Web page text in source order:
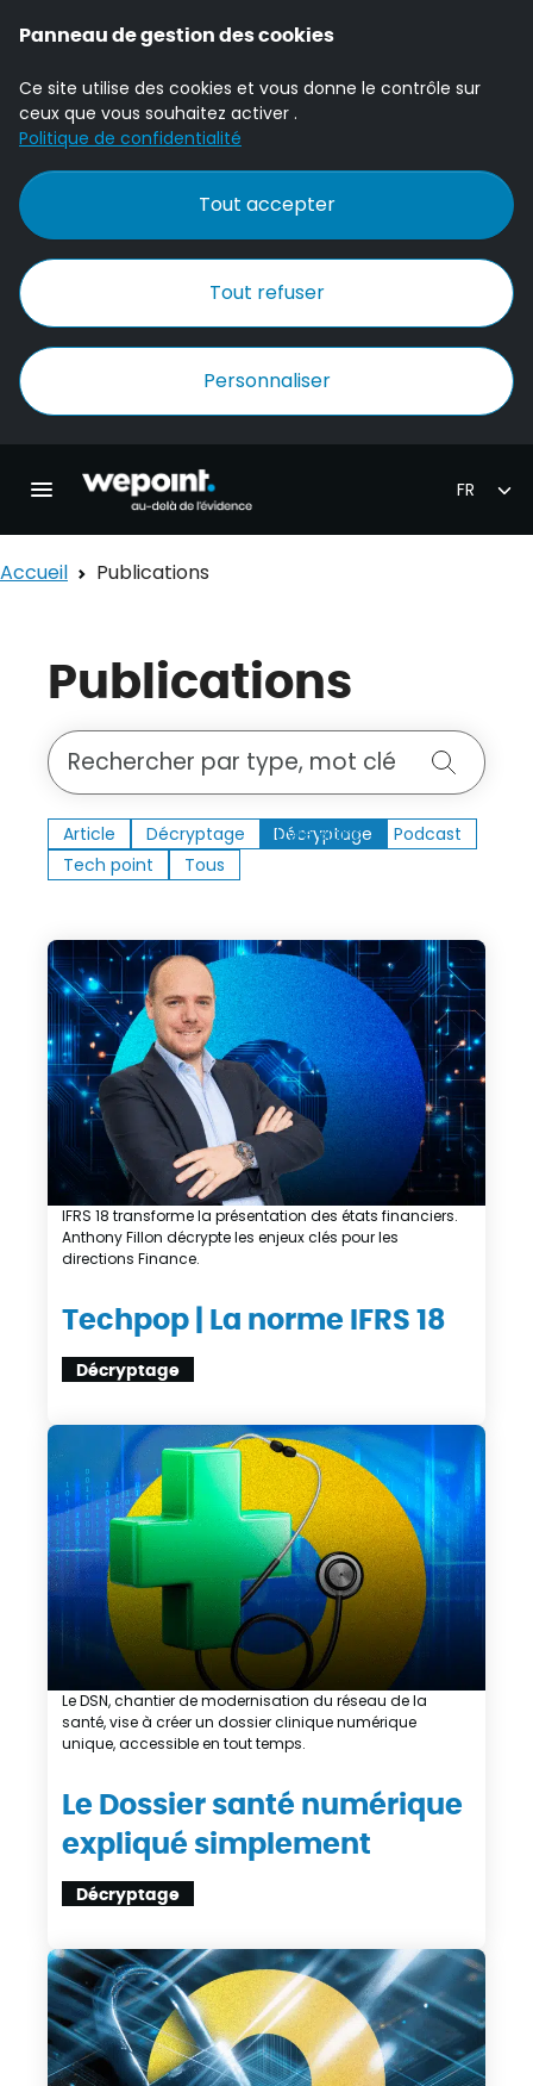
Panneau de gestion des cookies
Ce site utilise des cookies et vous donne le contrôle sur
ceux que vous souhaitez activer .
Politique de confidentialité
Tout accepter
Tout refuser
Personnaliser
Ouvrir la navigation principale
Accueil Publications
Publications
Rechercher une publication
Article Article
Décryptage Décryptage
Livre Blanc Livre Blanc
Podcast
Tech point
Tech point
Tous
29
Techpop | La norme IFRS 18
Décryptage
IFRS 18 transforme la présentation des états financiers.
Anthony Fillon décrypte les enjeux clés pour les
directions Finance.
Le Dossier santé numérique
expliqué simplement
Décryptage
Le DSN, chantier de modernisation du réseau de la
santé, vise à créer un dossier clinique numérique
unique, accessible en tout temps.